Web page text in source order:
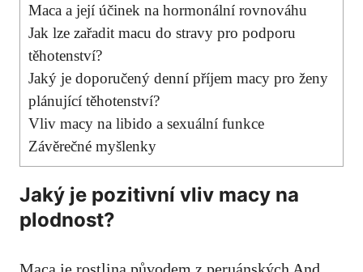
Maca a její účinek na hormonální rovnováhu
Jak lze zařadit macu do stravy pro podporu
těhotenství?
Jaký je doporučený denní příjem macy pro ženy
plánující těhotenství?
Vliv macy na libido a sexuální funkce
Závěrečné myšlenky
Jaký je pozitivní vliv macy na
plodnost?
Maca je rostlina původem z peruánských And,